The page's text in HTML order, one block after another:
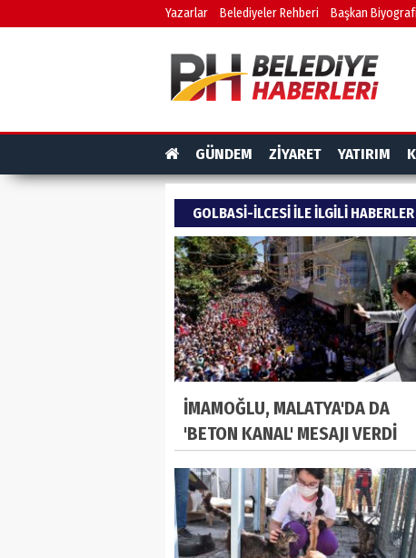
Yazarlar Belediyeler Rehberi Başkan
GÜNDEM ZİYARET YATIRIM
GOLBASI-ILCESI ILE ILGILI HABERLER
İMAMOĞLU, MALATYA'DA DA
'BETON KANAL' MESAJI VERDİ